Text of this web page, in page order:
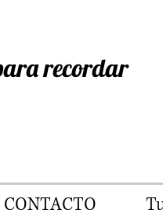
recordar
CONTACTO